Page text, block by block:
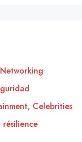
Celebrities